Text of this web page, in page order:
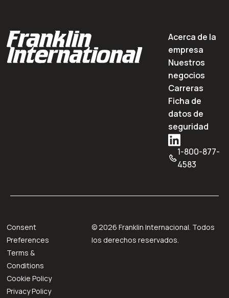
Acerca de la
empresa
Nuestros
negocios
Carreras
Ficha de
datos de
seguridad
1-800-877-
4583
©2026 Franklin Internacional. Todos
los derechos reservados.
Consent
Preferences
Terms &
Conditions
Cookie Policy
Privacy Policy